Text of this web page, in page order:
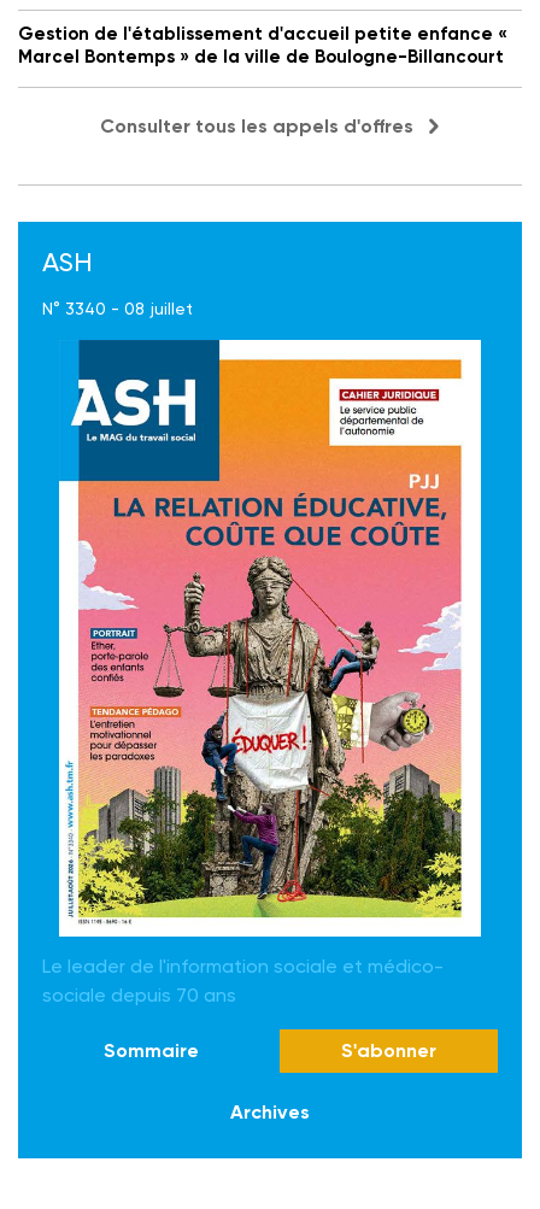
Gestion de l'établissement d'accueil petite enfance «
Marcel Bontemps » de la ville de Boulogne-Billancourt
Consulter tous les appels d'offres
ASH
N° 3340 - 08 juillet
Le leader de l'information sociale et médico-
sociale depuis 70 ans
Sommaire S'abonner
Archives